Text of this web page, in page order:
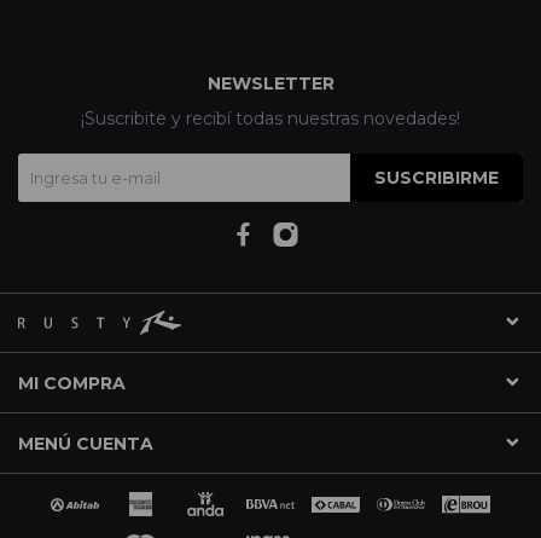
MI COMPRA
MENÚ CUENTA
NEWSLETTER
¡Suscribite y recibí todas nuestras novedades!
SUSCRIBIRME